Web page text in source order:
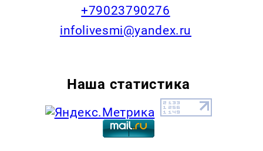
+79023790276
infolivesmi@yandex.ru
Наша статистика